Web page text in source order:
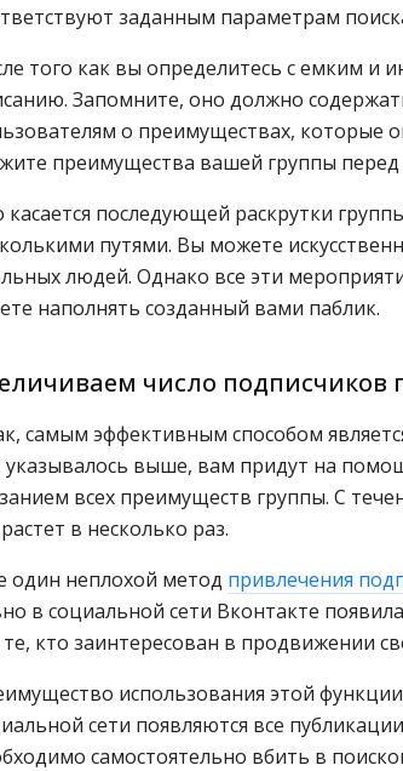
заданным параметрам
того как вы определитесь с емким и
Запомните, оно должно
о преимуществах, которые
преимущества вашей группы перед
касается последующей раскрутки
путями. Вы можете
людей. Однако все эти
наполнять созданный вами паблик.
число подписчиков
самым эффективным способом
указывалось выше, вам придут на
всех преимуществ группы. С
в несколько раз.
один неплохой метод привлечения
в социальной сети Вконтакте
те, кто заинтересован в продвижении
использования этой
сети появляются все
самостоятельно вбить в